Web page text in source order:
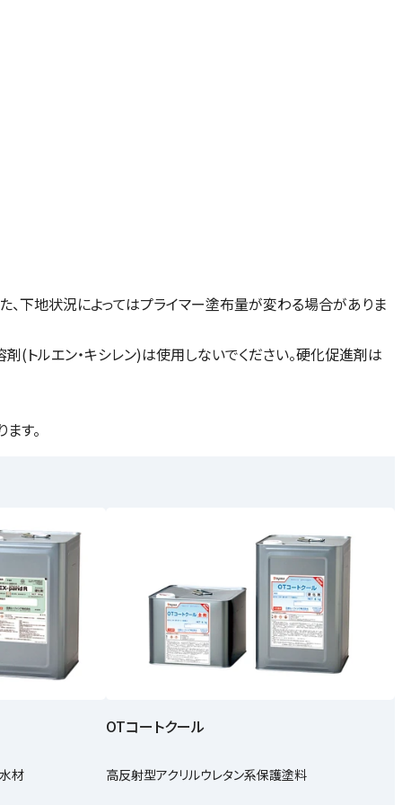
、下地状況によってはプライマー塗布量が変わる場合がありま
(トルエン・キシレン)は使用しないでください。硬化促進剤は
す。
材
OTコートクール
高反射型アクリルウレタン系保護塗料